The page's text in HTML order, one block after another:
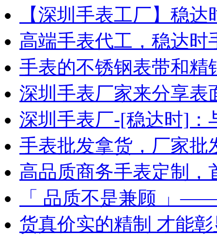
【深圳手表工厂】稳
高端手表代工，稳达时
手表的不锈钢表带和精
深圳手表厂家来分享表
深圳手表厂-[稳达时]：
手表批发拿货，厂家批
高品质商务手表定制，
「 品质不是兼顾 」
货真价实的精制 才能